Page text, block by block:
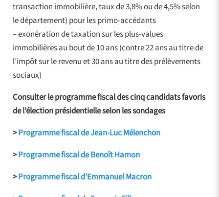
transaction immobilière, taux de 3,8% ou de 4,5% selon
le département) pour les primo-accédants
– exonération de taxation sur les plus-values
immobilières au bout de 10 ans (contre 22 ans au titre de
l’impôt sur le revenu et 30 ans au titre des prélèvements
sociaux)
Consulter le programme fiscal des cinq candidats favoris
de l’élection présidentielle selon les sondages
>Programme fiscal de Jean-Luc Mélenchon
>Programme fiscal de Benoît Hamon
>Programme fiscal d’Emmanuel Macron